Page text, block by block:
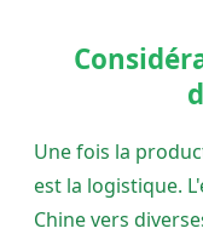
Une fois la
est la logistique.
Chine vers